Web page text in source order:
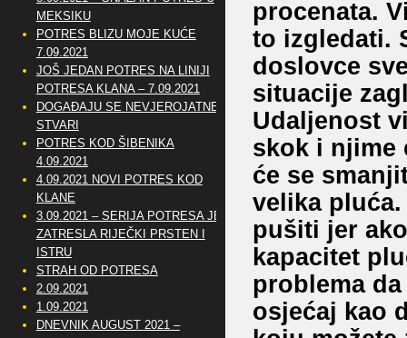
procenata.
to izgledati.
doslovce
situacije
Udaljenost
skok i njime
će se
velika
pušiti jer
kapacitet
problema
osjećaj kao
MEKSIKU
POTRES BLIZU MOJE KUĆE
7.09.2021
JOŠ JEDAN POTRES NA LINIJI
POTRESA KLANA – 7.09.2021
DOGAĐAJU SE NEVJEROJATNE
STVARI
POTRES KOD ŠIBENIKA
4.09.2021
4.09.2021 NOVI POTRES KOD
KLANE
3.09.2021 – SERIJA POTRESA JE
ZATRESLA RIJEČKI PRSTEN I
ISTRU
STRAH OD POTRESA
2.09.2021
1.09.2021
DNEVNIK AUGUST 2021 –